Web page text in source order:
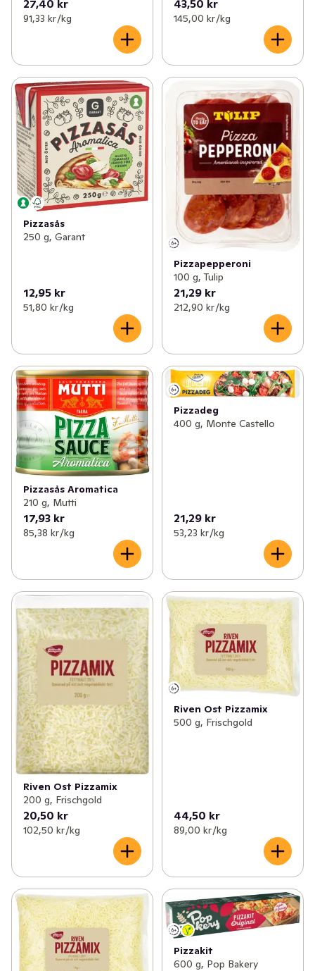
27,40 kr
91,33 kr /kg
43,50 kr
145,00 kr /kg
Pizzasås
250 g, Garant
12,95 kr
51,80 kr /kg
Pizzapepperoni
100 g, Tulip
21,29 kr
212,90 kr /kg
Pizzasås Aromatica
210 g, Mutti
17,93 kr
85,38 kr /kg
Pizzadeg
400 g, Monte Castello
21,29 kr
53,23 kr /kg
Riven Ost Pizzamix
200 g, Frischgold
20,50 kr
102,50 kr /kg
Riven Ost Pizzamix
500 g, Frischgold
44,50 kr
89,00 kr /kg
Pizzakit
600 g, Pop Bakery